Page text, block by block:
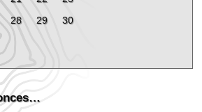
28 29
30